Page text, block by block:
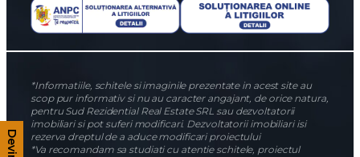
*Informatiile, schitele si imaginile prezentate in acest site au
scop pur informativ si nu au caracter angajant, de orice natura,
pentru Sud Rezidential Real Estate SRL sau dezvoltatorii
imobiliari si pot suferi modificari. Dezvoltatorii imobiliari isi
rezerva dreptul de a aduce modificari proiectului
*Va recomandam sa studiati cu atentie schitele, proiectul